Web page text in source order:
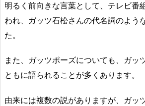
明るく前向きな言葉として、テレビ番
われ、ガッツ石松さんの代名詞のよう
た。
また、ガッツポーズについても、ガッ
ともに語られることが多くあります。
由来には複数の説がありますが、ガッ